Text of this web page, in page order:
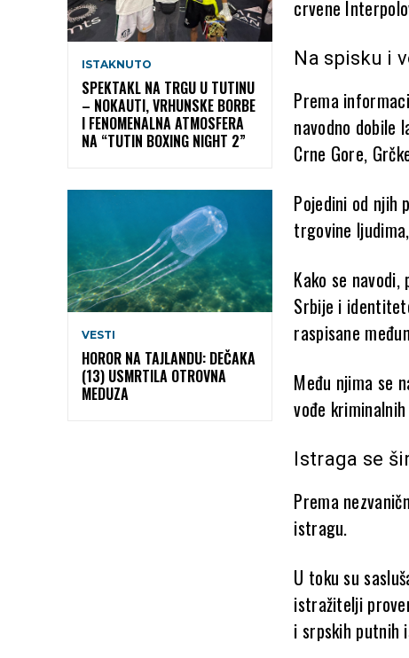
ISTAKNUTO
SPEKTAKL NA TRGU U TUTINU
– NOKAUTI, VRHUNSKE BORBE
I FENOMENALNA ATMOSFERA
NA “TUTIN BOXING NIGHT 2”
VESTI
HOROR NA TAJLANDU: DEČAKA
(13) USMRTILA OTROVNA
MEDUZA
crvene
Na spisku i
Prema
navodno dobile
Crne Gore,
Pojedini od njih
trgovine
Kako se
Srbije i
raspisane
Među njima se
vođe
Istraga se
Prema
istragu.
U toku su
istražitelji
i srpskih putnih